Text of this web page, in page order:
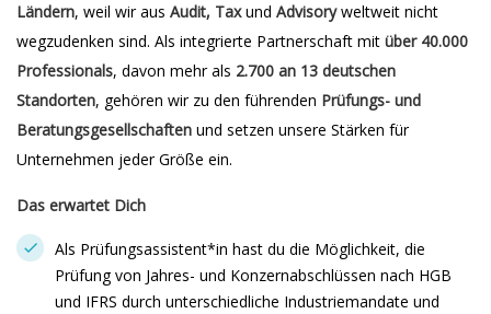
Ländern, weil wir aus Audit, Taxund Advisoryweltweit nicht
wegzudenken sind. Als integrierte Partnerschaft mit über 40.000
Professionals, davon mehr als 2.700 an 13 deutschen
Standorten, gehören wir zu den führenden Prüfungs- und
Beratungsgesellschaften und setzen unsere Stärken für
Unternehmen jeder Größe ein.
Das erwartet Dich
Als Prüfungsassistent*in hast du die Möglichkeit, die
Prüfung von Jahres- und Konzernabschlüssen nach HGB
und IFRS durch unterschiedliche Industriemandate und